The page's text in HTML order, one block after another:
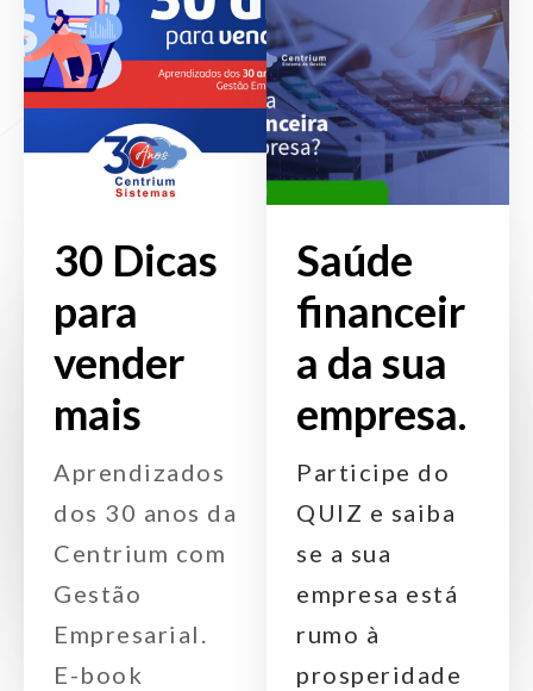
30 Dicas
para
vender
mais
Aprendizados
dos 30 anos da
Centrium com
Gestão
Empresarial.
E-book
Saúde
financeir
a da sua
empresa.
Participe do
QUIZ e saiba
se a sua
empresa está
rumo à
prosperidade